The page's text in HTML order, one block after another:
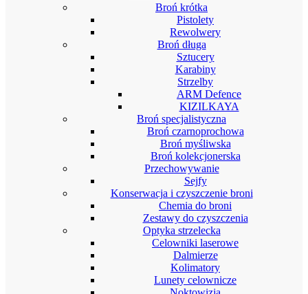
Broń krótka
Pistolety
Rewolwery
Broń długa
Sztucery
Karabiny
Strzelby
ARM Defence
KIZILKAYA
Broń specjalistyczna
Broń czarnoprochowa
Broń myśliwska
Broń kolekcjonerska
Przechowywanie
Sejfy
Konserwacja i czyszczenie broni
Chemia do broni
Zestawy do czyszczenia
Optyka strzelecka
Celowniki laserowe
Dalmierze
Kolimatory
Lunety celownicze